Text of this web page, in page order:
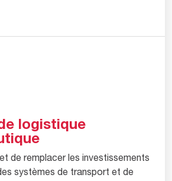
logistique
de remplacer les investissements
systèmes de transport et de